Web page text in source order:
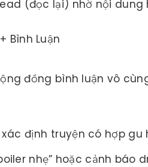
(đọc lại) nhờ nội dung
Bình Luận
đồng bình luận vô
định truyện có hợp gu
nhẹ” hoặc cảnh báo